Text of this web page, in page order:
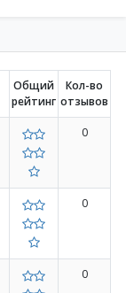
Общий
рейтинг
Кол-во
отзывов
0
0
0